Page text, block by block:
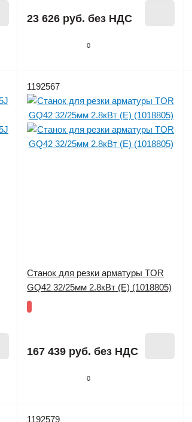
0
23 626 руб. без НДС
1192567
0
Станок для резки арматуры TOR
GQ42 32/25мм 2.8кВт (E) (1018805)
167 439 руб. без НДС
1192579